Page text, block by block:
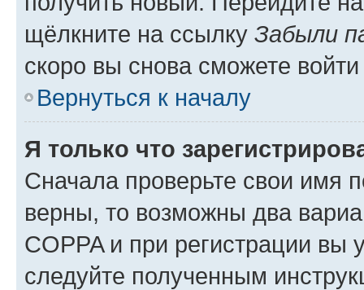
щёлкните на ссылку Забыли
скоро вы снова сможете
Вернуться к началу
Я только что
Сначала проверьте свои имя
верны, то возможны два
COPPA и при регистрации вы
следуйте полученным